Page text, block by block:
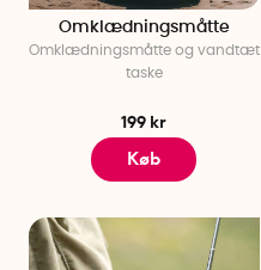
Omklædningsmåtte
Omklædningsmåtte og vandtæt
taske
199 kr
Køb